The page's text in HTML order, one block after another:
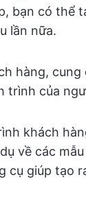
bạn có thể
lần nữa.
hàng, cung
trình của
khách
về các
cụ giúp tạo